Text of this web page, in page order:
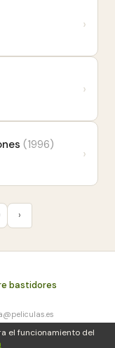
el funcionamiento del
›
›
(1996)
›
›
bastidores